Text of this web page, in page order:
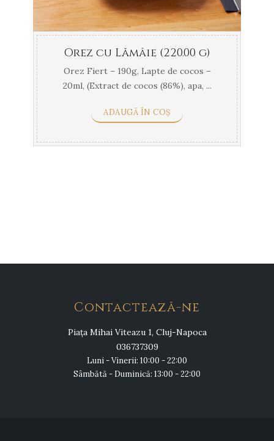
Orez cu Lămâie (220.00 g)
Orez Fiert – 190g, Lapte de cocos –
20ml, (Extract de cocos (86%), apa, ...
ADAUGĂ ÎN COȘ
Contactează-ne
Piața Mihai Viteazu 1, Cluj-Napoca
036737309
Luni - Vinerii: 10:00 - 22:00
Sâmbătă - Duminică: 13:00 - 22:00